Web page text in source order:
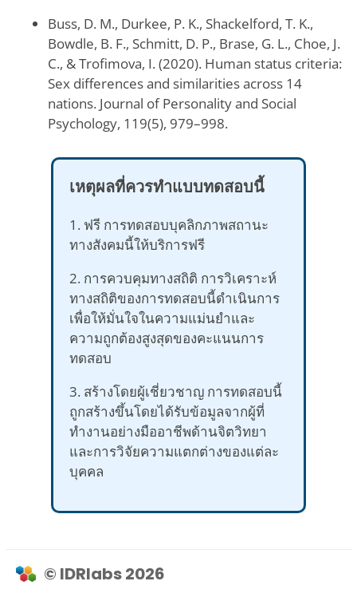
Buss, D. M., Durkee, P. K., Shackelford, T. K.,
Bowdle, B. F., Schmitt, D. P., Brase, G. L., Choe, J.
C., & Trofimova, I. (2020). Human status criteria:
Sex differences and similarities across 14
nations. Journal of Personality and Social
Psychology, 119(5), 979–998.
เหตุผลที่ควรทำแบบทดสอบนี้
1. ฟรี การทดสอบบุคลิกภาพสถานะ
ทางสังคมนี้ให้บริการฟรี
2. การควบคุมทางสถิติ การวิเคราะห์
ทางสถิติของการทดสอบนี้ดำเนินการ
เพื่อให้มั่นใจในความแม่นยำและ
ความถูกต้องสูงสุดของคะแนนการ
ทดสอบ
3. สร้างโดยผู้เชี่ยวชาญ การทดสอบนี้
ถูกสร้างขึ้นโดยได้รับข้อมูลจากผู้ที่
ทำงานอย่างมืออาชีพด้านจิตวิทยา
และการวิจัยความแตกต่างของแต่ละ
บุคคล
© IDRlabs 2026